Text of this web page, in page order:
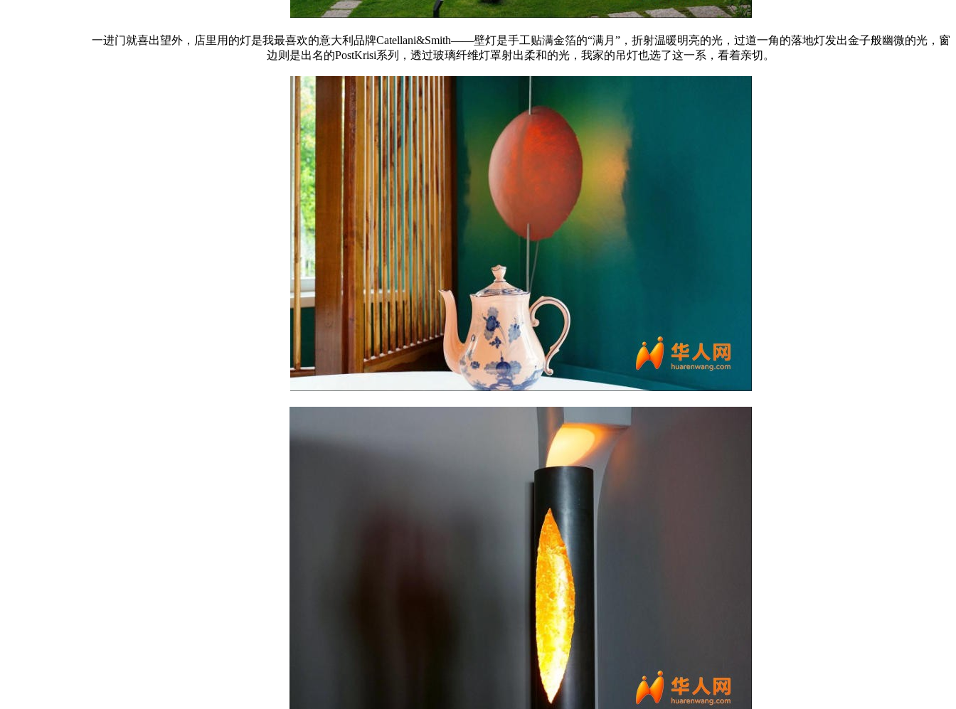
一进门就喜出望外，店里用的灯是我最喜欢的意大利品牌Catellani&Smith——壁灯是手工贴满金箔的“满月”，折射温暖明亮的光，过道一角的落地灯发出金子般幽微的光，窗
边则是出名的PostKrisi系列，透过玻璃纤维灯罩射出柔和的光，我家的吊灯也选了这一系，看着亲切。